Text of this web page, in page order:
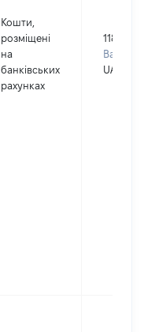
Кошти,
розміщені
на
банківських
рахунках
11865
Валюта:
UAH